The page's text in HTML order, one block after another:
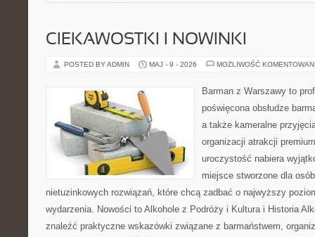
CIEKAWOSTKI I NOWINKI
POSTED BY ADMIN MAJ - 9 - 2026 MOŻLIWOŚĆ
Barman z Warszawy to
poświęcona obsłudze
a także kameralne
organizacji atrakcji
uroczystość nabiera
miejsce stworzone dla
nietuzinkowych rozwiązań, które chcą zadbać o najwyższy
wydarzenia. Nowości to Alkohole z Podróży i Kultura i Historia
znaleźć praktyczne wskazówki związane z barmaństwem,